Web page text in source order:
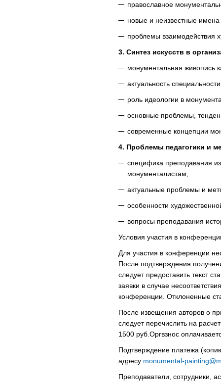
православное
новые и неизвестные
проблемы взаимодействия
3. Синтез искусств в
монументальная живопись
актуальность
роль идеологии в
основные проблемы,
современные концепции
4. Проблемы педагогики и
специфика преподавания
монументалистам,
актуальные проблемы и
особенности
вопросы преподавания
Условия участия в
Для участия в конференции
После подтверждения
следует предоставить текст
заявки в случае
конференции. Отклоненные
После извещения авторов о
следует перечислить на
1500 руб.Оргвзнос
Подтверждение платежа
адресу monumental-
Преподаватели, сотрудники,